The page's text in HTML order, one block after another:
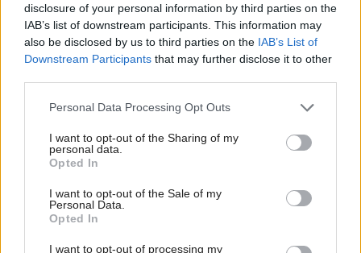
disclosure of your personal information by third parties on the
IAB’s list of downstream participants. This information may
also be disclosed by us to third parties on the IAB’s List of
Downstream Participants that may further disclose it to other
Please note that this website/app uses one or more Google
not limited to your visit or usage behaviour. You may click to
grant or deny consent to Google and its third-party tags to
use your data for below specified purposes in below Google
consent section.
Personal Data Processing Opt Outs
I want to opt-out of the Sharing of my
personal data.
Opted In
I want to opt-out of the Sale of my
Personal Data.
Opted In
I want to opt-out of processing my